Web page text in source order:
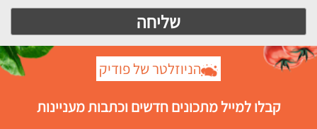
הניוזלטר של פודיק
קבלו למייל מתכונים חדשים וכתבות מעניינות